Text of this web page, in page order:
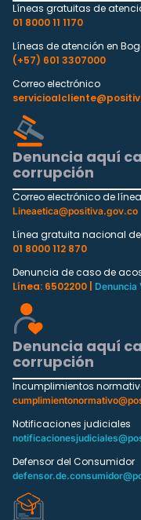
Líneas gratuitas de
01 8000 11 1170
Líneas de atención en
(+57) 601 3307000
Correo electrónico
Denuncia aquí
corrupción
Correo electrónico de
Lineaetica@positiva.gov.co
Línea gratuita nacional
01 8000 112 870
Denuncia de caso de
Línea: 6502200 |
Denuncia
Denuncia aquí
corrupción
Incumplimientos
Notificaciones judiciales
Defensor del Consumidor